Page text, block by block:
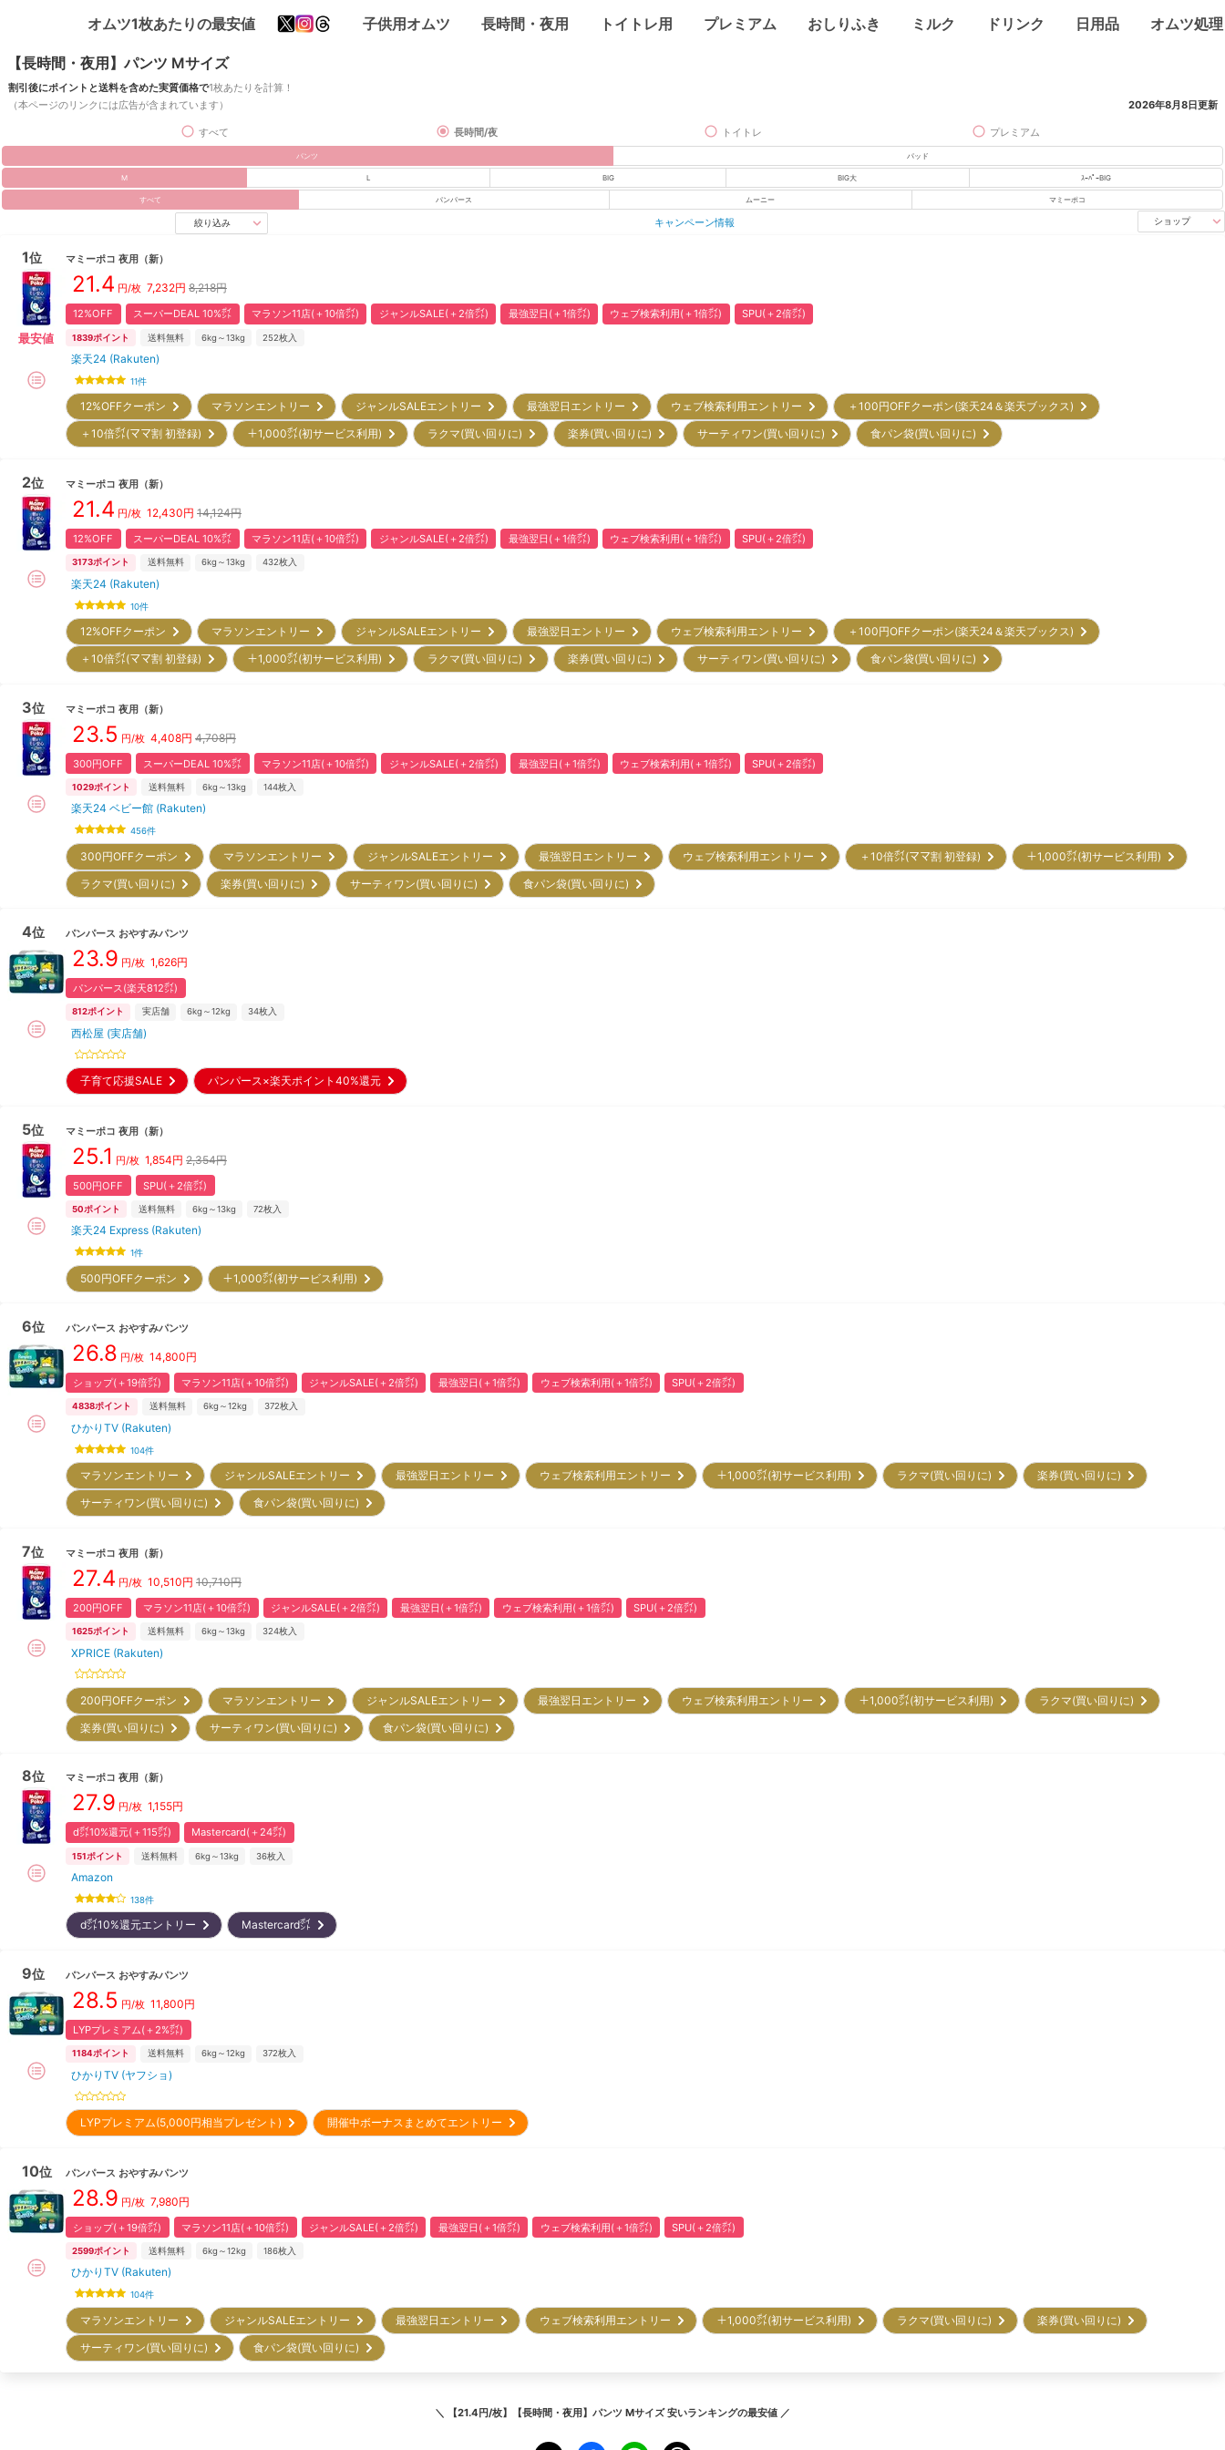
オムツ1枚あたりの最安値 子供用オムツ 長時間・夜用 トイトレ用 プレミアム おしりふき ミルク ドリンク 日用品 オムツ処理
【長時間・夜用】パンツ Mサイズ
割引後にポイントと送料を含めた実質価格で1枚あたりを計算！
（本ページのリンクには広告が含まれています）
2026年8月8日更新
すべて 長時間/夜 トイトレ プレミアム
パンツ パッド
M L BIG BIG大 ｽｰﾊﾟｰBIG
すべて パンパース ムーニー マミーポコ
絞り込み キャンペーン情報 ショップ
1位
最安値
マミーポコ 夜用 （新）
21.4 円/枚 7,232円 8,218円
12%OFF スーパーDEAL 10%㌽ マラソン11店(＋10倍㌽) ジャンルSALE(＋2倍㌽) 最強翌日(＋1倍㌽) ウェブ検索利用(＋1倍㌽) SPU(＋2倍㌽)
1839ポイント 送料無料 6kg～13kg 252枚入
楽天24 (Rakuten)
11件
12%OFFクーポン マラソンエントリー ジャンルSALEエントリー 最強翌日エントリー ウェブ検索利用エントリー
＋100円OFFクーポン(楽天24＆楽天ブックス)
＋10倍㌽(ママ割 初登録)
＋1,000㌽(初サービス利用) ラクマ(買い回りに) 楽券(買い回りに) サーティワン(買い回りに) 食パン袋(買い回りに)
2位 マミーポコ 夜用 （新）
21.4 円/枚 12,430円 14,124円
12%OFF スーパーDEAL 10%㌽ マラソン11店(＋10倍㌽) ジャンルSALE(＋2倍㌽) 最強翌日(＋1倍㌽) ウェブ検索利用(＋1倍㌽) SPU(＋2倍㌽)
3173ポイント 送料無料 6kg～13kg 432枚入
楽天24 (Rakuten)
10件
12%OFFクーポン マラソンエントリー ジャンルSALEエントリー 最強翌日エントリー ウェブ検索利用エントリー
＋100円OFFクーポン(楽天24＆楽天ブックス)
＋10倍㌽(ママ割 初登録)
＋1,000㌽(初サービス利用) ラクマ(買い回りに) 楽券(買い回りに) サーティワン(買い回りに) 食パン袋(買い回りに)
3位 マミーポコ 夜用 （新）
23.5 円/枚 4,408円 4,708円
300円OFF スーパーDEAL 10%㌽ マラソン11店(＋10倍㌽) ジャンルSALE(＋2倍㌽) 最強翌日(＋1倍㌽) ウェブ検索利用(＋1倍㌽) SPU(＋2倍㌽)
1029ポイント 送料無料 6kg～13kg 144枚入
楽天24 ベビー館 (Rakuten)
456件
300円OFFクーポン マラソンエントリー ジャンルSALEエントリー 最強翌日エントリー ウェブ検索利用エントリー ＋10倍㌽(ママ割 初登録)
＋1,000㌽(初サービス利用)
ラクマ(買い回りに)
楽券(買い回りに) サーティワン(買い回りに) 食パン袋(買い回りに)
4位 パンパース おやすみパンツ
23.9 円/枚 1,626円
パンパース(楽天812㌽)
812ポイント 実店舗 6kg～12kg 34枚入
西松屋 (実店舗)
子育て応援SALE パンパース×楽天ポイント40%還元
5位 マミーポコ 夜用 （新）
25.1 円/枚 1,854円 2,354円
500円OFF SPU(＋2倍㌽)
50ポイント 送料無料 6kg～13kg 72枚入
楽天24 Express (Rakuten)
1件
500円OFFクーポン ＋1,000㌽(初サービス利用)
6位 パンパース おやすみパンツ
26.8 円/枚 14,800円
ショップ(＋19倍㌽) マラソン11店(＋10倍㌽) ジャンルSALE(＋2倍㌽) 最強翌日(＋1倍㌽) ウェブ検索利用(＋1倍㌽) SPU(＋2倍㌽)
4838ポイント 送料無料 6kg～12kg 372枚入
ひかりTV (Rakuten)
104件
マラソンエントリー ジャンルSALEエントリー 最強翌日エントリー ウェブ検索利用エントリー ＋1,000㌽(初サービス利用) ラクマ(買い回りに)
楽券(買い回りに)
サーティワン(買い回りに)
食パン袋(買い回りに)
7位 マミーポコ 夜用 （新）
27.4 円/枚 10,510円 10,710円
200円OFF マラソン11店(＋10倍㌽) ジャンルSALE(＋2倍㌽) 最強翌日(＋1倍㌽) ウェブ検索利用(＋1倍㌽) SPU(＋2倍㌽)
1625ポイント 送料無料 6kg～13kg 324枚入
XPRICE (Rakuten)
200円OFFクーポン マラソンエントリー ジャンルSALEエントリー 最強翌日エントリー ウェブ検索利用エントリー ＋1,000㌽(初サービス利用)
ラクマ(買い回りに)
楽券(買い回りに)
サーティワン(買い回りに) 食パン袋(買い回りに)
8位 マミーポコ 夜用 （新）
27.9 円/枚 1,155円
d㌽10%還元(＋115㌽) Mastercard(＋24㌽)
151ポイント 送料無料 6kg～13kg 36枚入
Amazon
138件
d㌽10%還元エントリー Mastercard㌽
9位 パンパース おやすみパンツ
28.5 円/枚 11,800円
LYPプレミアム(＋2%㌽)
1184ポイント 送料無料 6kg～12kg 372枚入
ひかりTV (ヤフショ)
LYPプレミアム(5,000円相当プレゼント) 開催中ボーナスまとめてエントリー
10位 パンパース おやすみパンツ
28.9 円/枚 7,980円
ショップ(＋19倍㌽) マラソン11店(＋10倍㌽) ジャンルSALE(＋2倍㌽) 最強翌日(＋1倍㌽) ウェブ検索利用(＋1倍㌽) SPU(＋2倍㌽)
2599ポイント 送料無料 6kg～12kg 186枚入
ひかりTV (Rakuten)
104件
マラソンエントリー ジャンルSALEエントリー 最強翌日エントリー ウェブ検索利用エントリー ＋1,000㌽(初サービス利用) ラクマ(買い回りに)
楽券(買い回りに)
サーティワン(買い回りに)
食パン袋(買い回りに)
＼ 【21.4円/枚】【長時間・夜用】パンツ Mサイズ 安いランキングの最安値 ／